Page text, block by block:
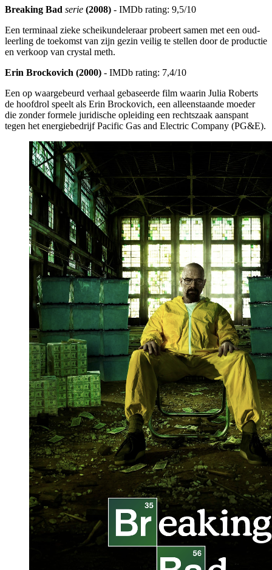
Breaking Bad serie (2008) - IMDb rating: 9,5/10
Een terminaal zieke scheikundeleraar probeert samen met een oud-
leerling de toekomst van zijn gezin veilig te stellen door de productie
en verkoop van crystal meth.
Erin Brockovich (2000) - IMDb rating: 7,4/10
Een op waargebeurd verhaal gebaseerde film waarin Julia Roberts
de hoofdrol speelt als Erin Brockovich, een alleenstaande moeder
die zonder formele juridische opleiding een rechtszaak aanspant
tegen het energiebedrijf Pacific Gas and Electric Company (PG&E).